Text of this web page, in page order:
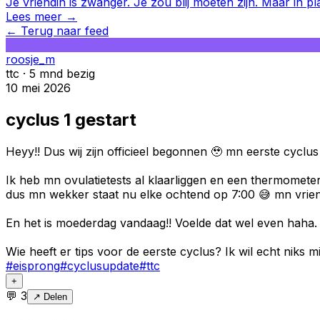
Lees meer →
← Terug naar feed
roosje_m
ttc · 5 mnd bezig
10 mei 2026
cyclus 1 gestart
Heyy!! Dus wij zijn officieel begonnen 🥹 mn eerste
Ik heb mn ovulatietests al klaarliggen en een
dus mn wekker staat nu elke ochtend op 7:00 😅 mn
En het is moederdag vandaag!! Voelde dat wel even
Wie heeft er tips voor de eerste cyclus? Ik wil echt niks
#eisprong#cyclusupdate#ttc
+
💬 3 ↗ Delen